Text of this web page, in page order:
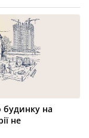
будинку на
не